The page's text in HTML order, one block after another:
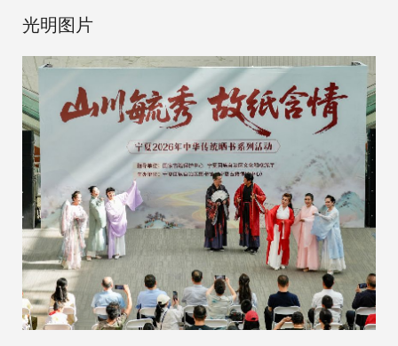
光明图片